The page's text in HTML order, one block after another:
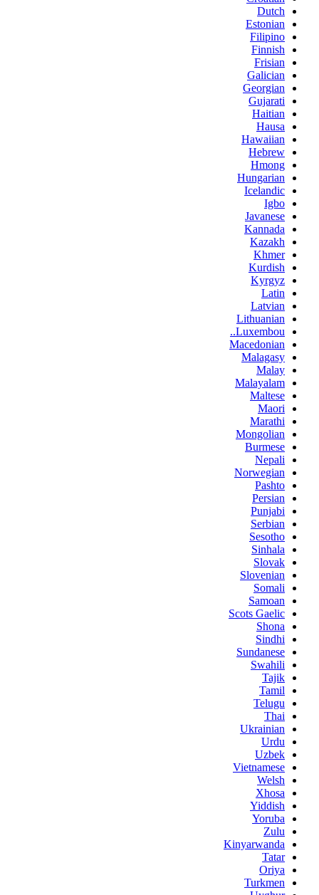
Dutch
Estonian
Filipino
Finnish
Frisian
Galician
Georgian
Gujarati
Haitian
Hausa
Hawaiian
Hebrew
Hmong
Hungarian
Icelandic
Igbo
Javanese
Kannada
Kazakh
Khmer
Kurdish
Kyrgyz
Latin
Latvian
Lithuanian
Luxembou..
Macedonian
Malagasy
Malay
Malayalam
Maltese
Maori
Marathi
Mongolian
Burmese
Nepali
Norwegian
Pashto
Persian
Punjabi
Serbian
Sesotho
Sinhala
Slovak
Slovenian
Somali
Samoan
Scots Gaelic
Shona
Sindhi
Sundanese
Swahili
Tajik
Tamil
Telugu
Thai
Ukrainian
Urdu
Uzbek
Vietnamese
Welsh
Xhosa
Yiddish
Yoruba
Zulu
Kinyarwanda
Tatar
Oriya
Turkmen